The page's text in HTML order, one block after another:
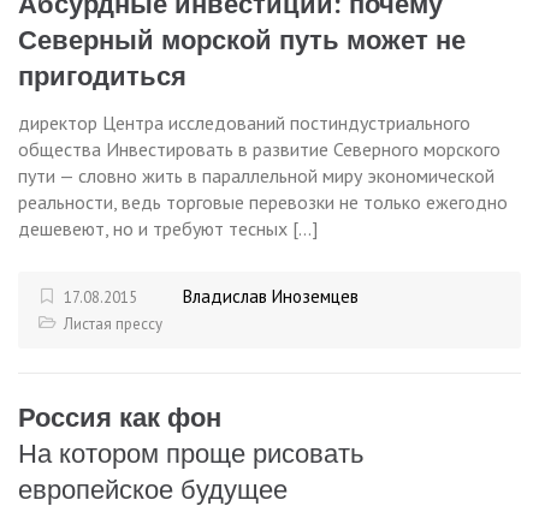
Северный морской путь может не
пригодиться
директор Центра исследований постиндустриального
общества Инвестировать в развитие Северного морского
пути — словно жить в параллельной миру экономической
реальности, ведь торговые перевозки не только ежегодно
дешевеют, но и требуют тесных […]
17.08.2015 Владислав Иноземцев
Листая прессу
Россия как фон
На котором проще рисовать
европейское будущее